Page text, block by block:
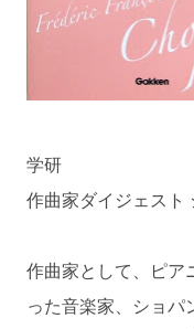
学研
作曲家ダイジェスト
作曲家として、ピア
った音楽家、ショパ